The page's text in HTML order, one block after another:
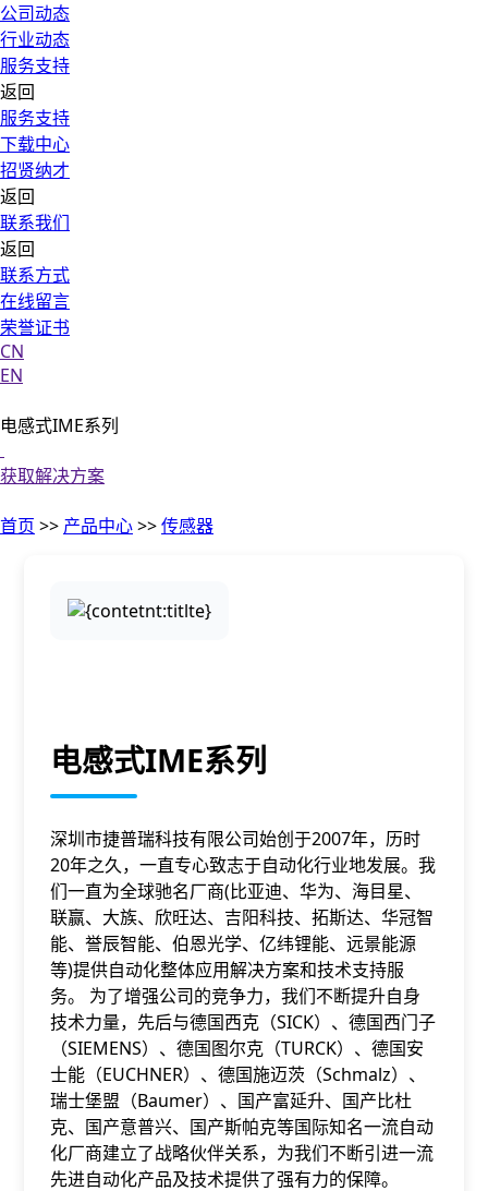
公司动态
行业动态
服务支持
返回
服务支持
下载中心
招贤纳才
返回
联系我们
返回
联系方式
在线留言
荣誉证书
CN
EN
电感式IME系列
获取解决方案
首页 >> 产品中心>>传感器
电感式IME系列
深圳市捷普瑞科技有限公司始创于2007年，历时
20年之久，一直专心致志于自动化行业地发展。我
们一直为全球驰名厂商(比亚迪、华为、海目星、
联赢、大族、欣旺达、吉阳科技、拓斯达、华冠智
能、誉辰智能、伯恩光学、亿纬锂能、远景能源
等)提供自动化整体应用解决方案和技术支持服
务。 为了增强公司的竞争力，我们不断提升自身
技术力量，先后与德国西克（SICK）、德国西门子
（SIEMENS）、德国图尔克（TURCK）、德国安
士能（EUCHNER）、德国施迈茨（Schmalz）、
瑞士堡盟（Baumer）、国产富延升、国产比杜
克、国产意普兴、国产斯帕克等国际知名一流自动
化厂商建立了战略伙伴关系，为我们不断引进一流
先进自动化产品及技术提供了强有力的保障。